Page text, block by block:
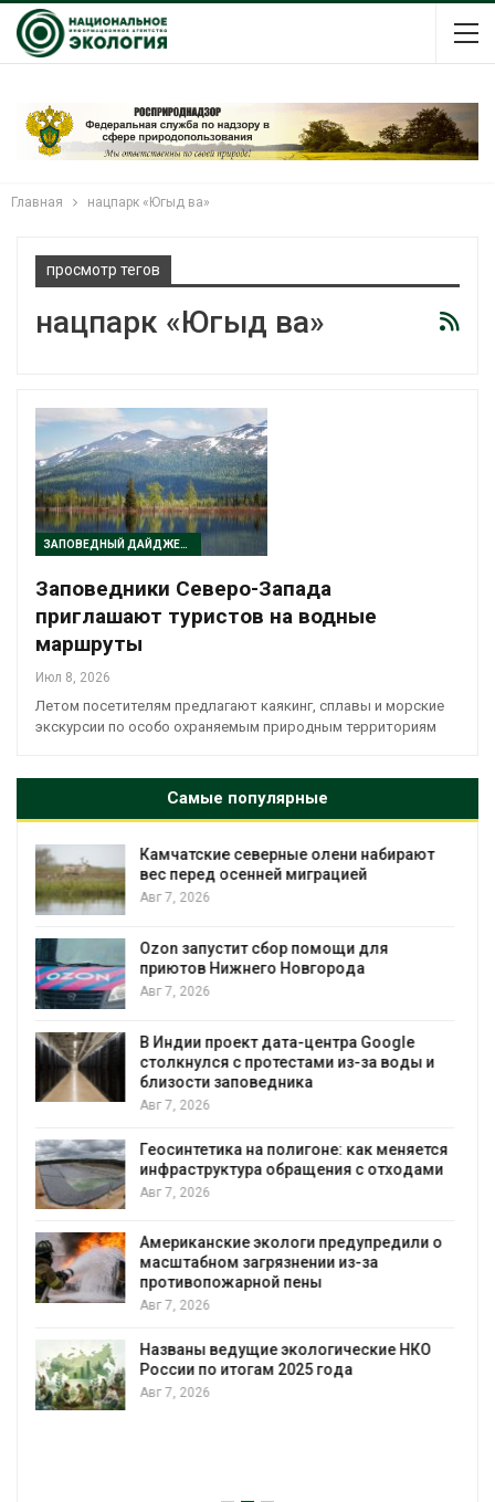
Главная нацпарк «Югыд ва»
просмотр тегов
нацпарк «Югыд ва»
ЗАПОВЕДНЫЙ ДАЙДЖЕСТ
Заповедники Северо-Запада
приглашают туристов на водные
маршруты
Июл 8, 2026
Летом посетителям предлагают каякинг, сплавы и морские
экскурсии по особо охраняемым природным территориям
Самые популярные
олени набирают
миграцией
помощи для
Новгорода
центра Google
из-за воды и
как меняется
с отходами
предупредили о
из-за
пены
экологические НКО
2025 года
Тайфун, засуха и
несколько регионов
Авг 7, 2026
Солнечные панели
воду
Авг 7, 2026
Авг 7, 2026
уборку контейнерных
Авг 7, 2026
воды
Авг 6, 2026